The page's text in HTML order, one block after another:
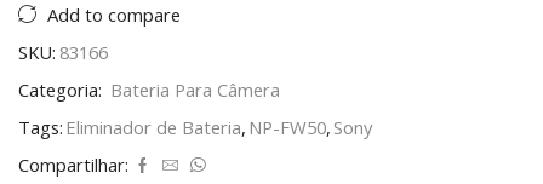
Add to compare
SKU: 83166
Categoria: Bateria Para Câmera
Tags: Eliminador de Bateria, NP-FW50, Sony
Compartilhar: